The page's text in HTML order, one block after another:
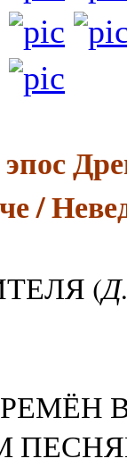
/
(